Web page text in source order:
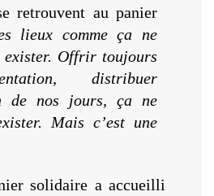
retrouvent au panier
lieux comme ça ne
exister. Offrir toujours
distribuer
de nos jours, ça ne
Mais c’est une
solidaire a accueilli